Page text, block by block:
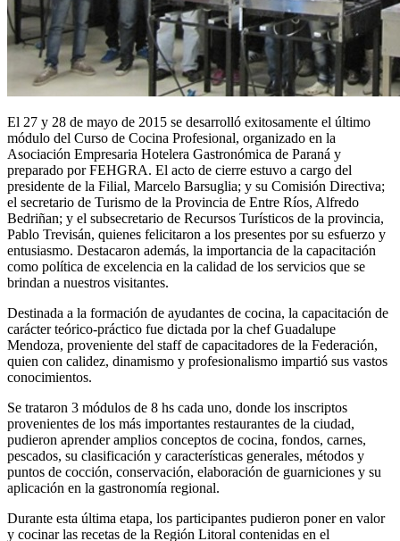
El 27 y 28 de mayo de 2015 se desarrolló exitosamente el último
módulo del Curso de Cocina Profesional, organizado en la
Asociación Empresaria Hotelera Gastronómica de Paraná y
preparado por FEHGRA. El acto de cierre estuvo a cargo del
presidente de la Filial, Marcelo Barsuglia; y su Comisión Directiva;
el secretario de Turismo de la Provincia de Entre Ríos, Alfredo
Bedriñan; y el subsecretario de Recursos Turísticos de la provincia,
Pablo Trevisán, quienes felicitaron a los presentes por su esfuerzo y
entusiasmo. Destacaron además, la importancia de la capacitación
como política de excelencia en la calidad de los servicios que se
brindan a nuestros visitantes.
Destinada a la formación de ayudantes de cocina, la capacitación de
carácter teórico-práctico fue dictada por la chef Guadalupe
Mendoza, proveniente del staff de capacitadores de la Federación,
quien con calidez, dinamismo y profesionalismo impartió sus vastos
conocimientos.
Se trataron 3 módulos de 8 hs cada uno, donde los inscriptos
provenientes de los más importantes restaurantes de la ciudad,
pudieron aprender amplios conceptos de cocina, fondos, carnes,
pescados, su clasificación y características generales, métodos y
puntos de cocción, conservación, elaboración de guarniciones y su
aplicación en la gastronomía regional.
Durante esta última etapa, los participantes pudieron poner en valor
y cocinar las recetas de la Región Litoral contenidas en el